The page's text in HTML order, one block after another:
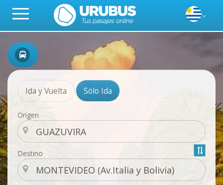
Ida y Vuelta Sólo Ida
Origen
Destino